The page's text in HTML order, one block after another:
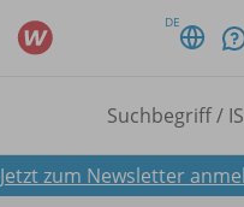
DE
Jetzt zum Newsletter